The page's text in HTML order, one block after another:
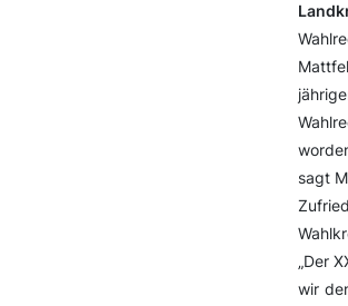
sagt
„Der
wir